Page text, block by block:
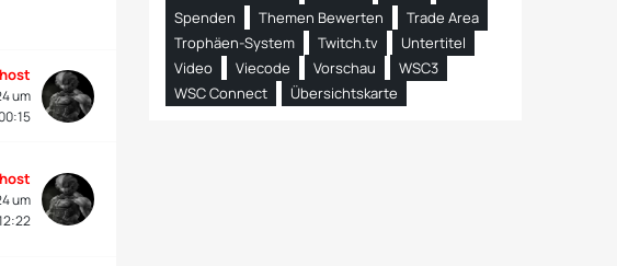
um
um
Spenden
Themen Bewerten
Trade Area
Trophäen-System
Twitch.tv
Untertitel
Video
Viecode Vorschau
WSC3
WSC Connect
Übersichtskarte